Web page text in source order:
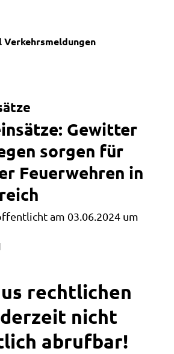
Verkehrsmeldungen
Gewitter
sorgen für
Feuerwehren in
am 03.06.2024 um
rechtlichen
nicht
abrufbar!